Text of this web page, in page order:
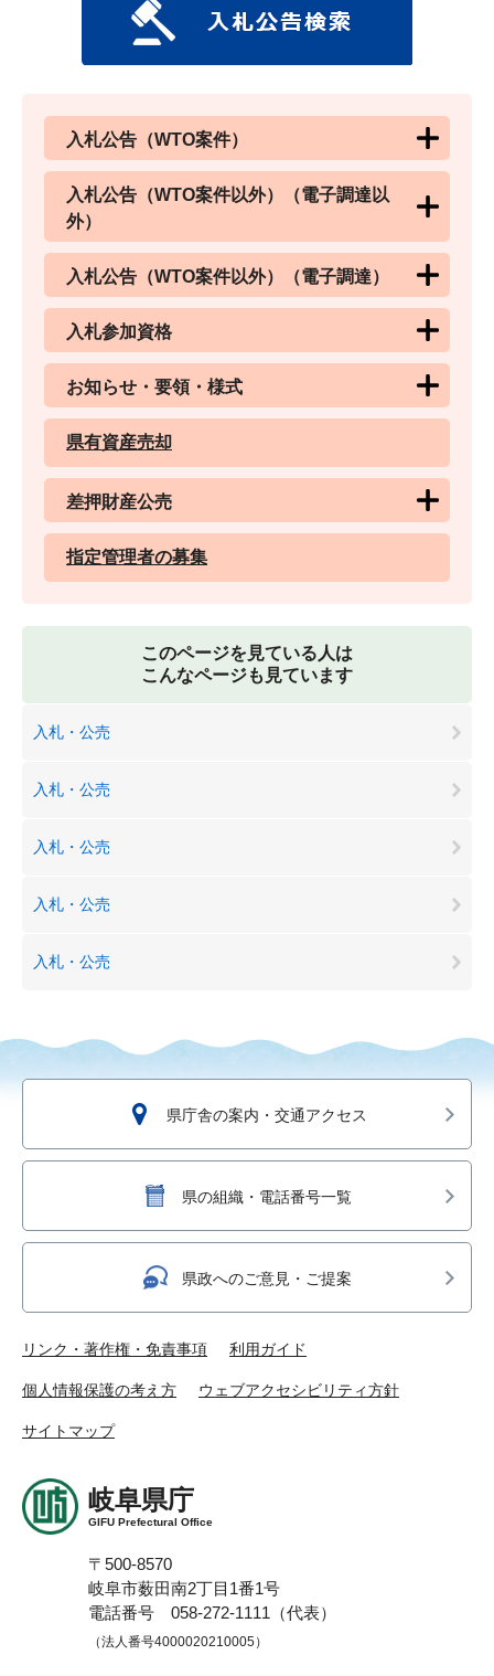
入札公告（WTO案件）
入札公告（WTO案件以外）（電子調達以
外）
入札公告（WTO案件以外）（電子調達）
入札参加資格
お知らせ・要領・様式
県有資産売却
差押財産公売
指定管理者の募集
このページを見ている人は
こんなページも見ています
入札・公売
入札・公売
入札・公売
入札・公売
入札・公売
県庁舎の案内・交通アクセス
県の組織・電話番号一覧
県政へのご意見・ご提案
リンク・著作権・免責事項 利用ガイド
個人情報保護の考え方 ウェブアクセシビリティ方針
サイトマップ
岐阜県庁
GIFU Prefectural Office
〒500-8570
岐阜市薮田南2丁目1番1号
電話番号 058-272-1111（代表）
（法人番号4000020210005）